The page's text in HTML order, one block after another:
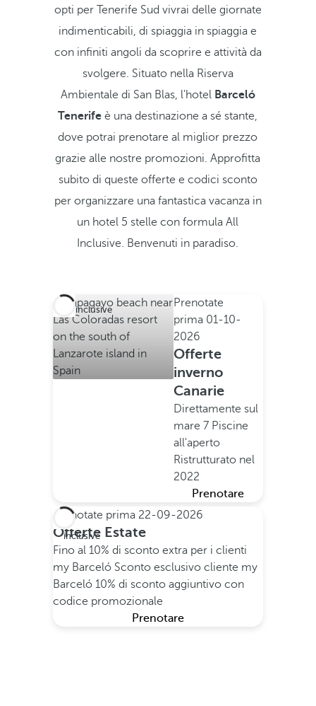
opti per Tenerife Sud vivrai delle giornate
indimenticabili, di spiaggia in spiaggia e
con infiniti angoli da scoprire e attività da
svolgere. Situato nella Riserva
Ambientale di San Blas, l'hotel Barceló
Tenerife è una destinazione a sé stante,
dove potrai prenotare al miglior prezzo
grazie alle nostre promozioni. Approfitta
subito di queste offerte e codici sconto
per organizzare una fantastica vacanza in
un hotel 5 stelle con formula All
Inclusive. Benvenuti in paradiso.
All inclusive
Prenotate
prima 01-10-
2026
Offerte
inverno
Canarie
Direttamente sul
mare 7 Piscine
all'aperto
Ristrutturato nel
2022
Prenotare
inclusive
Prenotate prima 22-09-2026
Offerte Estate
Fino al 10% di sconto extra per i clienti
my Barceló Sconto esclusivo cliente my
Barceló 10% di sconto aggiuntivo con
codice promozionale
Prenotare